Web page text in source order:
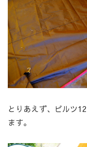
とりあえず、ピルツ
ます。